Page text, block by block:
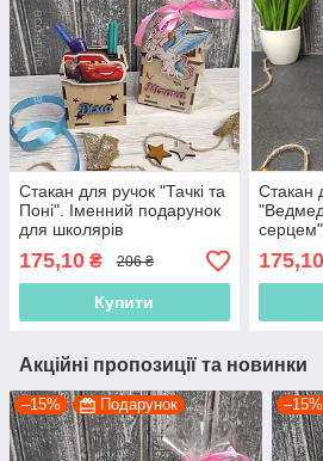
Стакан для ручок "Тачкі та
Поні". Іменний подарунок
для школярів
175,10 ₴ 206 ₴
Купити
Стакан
175,10
Акційні пропозиції та новинки
–15% Подарунок –15%